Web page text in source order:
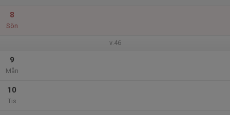
8
Sön
v.46
9
Mån
10
Tis